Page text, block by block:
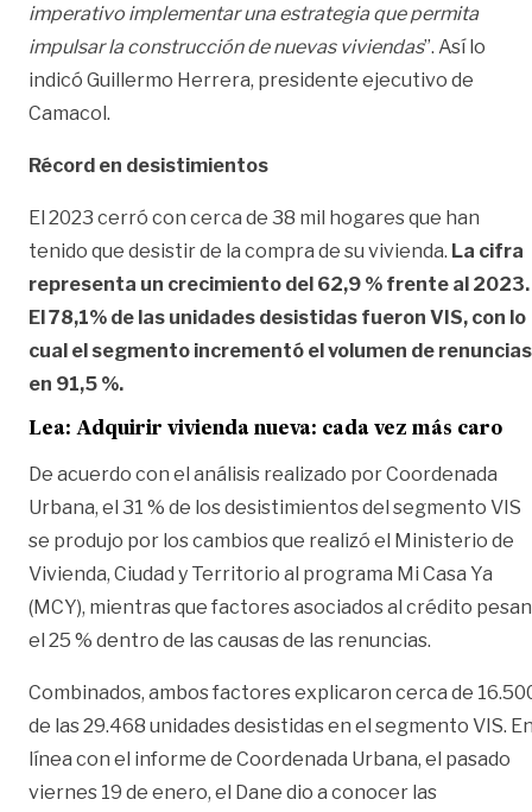
imperativo implementar una estrategia que permita
impulsar la construcción de nuevas viviendas”. Así lo
indicó Guillermo Herrera, presidente ejecutivo de
Camacol.
Récord en desistimientos
El 2023 cerró con cerca de 38 mil hogares que han
tenido que desistir de la compra de su vivienda. La cifra
representa un crecimiento del 62,9 % frente al 2023.
El 78,1% de las unidades desistidas fueron VIS, con lo
cual el segmento incrementó el volumen de renuncias
en 91,5 %.
Lea: Adquirir vivienda nueva: cada vez más caro
De acuerdo con el análisis realizado por Coordenada
Urbana, el 31 % de los desistimientos del segmento VIS
se produjo por los cambios que realizó el Ministerio de
Vivienda, Ciudad y Territorio al programa Mi Casa Ya
(MCY), mientras que factores asociados al crédito pesan
el 25 % dentro de las causas de las renuncias.
Combinados, ambos factores explicaron cerca de
de las 29.468 unidades desistidas en el segmento VIS.
línea con el informe de Coordenada Urbana, el pasado
viernes 19 de enero, el Dane dio a conocer las